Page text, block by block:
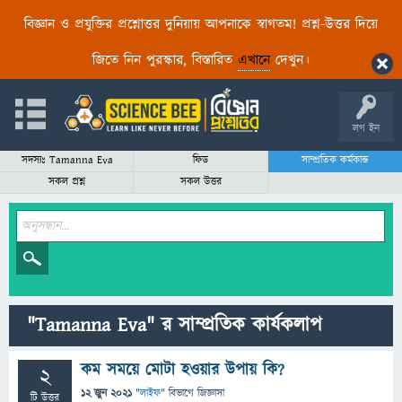
বিজ্ঞান ও প্রযুক্তির প্রশ্নোত্তর দুনিয়ায় আপনাকে স্বাগতম! প্রশ্ন-উত্তর দিয়ে
জিতে নিন পুরস্কার, বিস্তারিত এখানেদেখুন।
লগ ইন
সদস্যঃ Tamanna Eva ফিড
সাম্প্রতিক কর্মকান্ড
সকল প্রশ্ন
সকল উত্তর
"Tamanna Eva" র সাম্প্রতিক কার্যকলাপ
2
টি উত্তর
কম সময়ে মোটা হওয়ার উপায় কি?
12 জুন 2021 "লাইফ" বিভাগে জিজ্ঞাসা